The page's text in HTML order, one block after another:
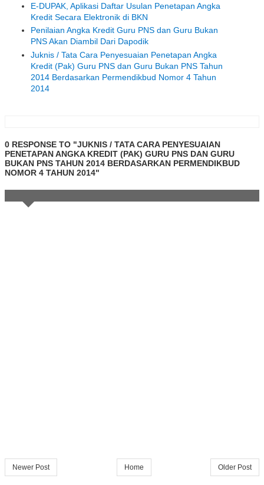
E-DUPAK, Aplikasi Daftar Usulan Penetapan Angka
Kredit Secara Elektronik di BKN
Penilaian Angka Kredit Guru PNS dan Guru Bukan
PNS Akan Diambil Dari Dapodik
Juknis / Tata Cara Penyesuaian Penetapan Angka
Kredit (Pak) Guru PNS dan Guru Bukan PNS Tahun
2014 Berdasarkan Permendikbud Nomor 4 Tahun
2014
0 RESPONSE TO "JUKNIS / TATA CARA PENYESUAIAN
PENETAPAN ANGKA KREDIT (PAK) GURU PNS DAN GURU
BUKAN PNS TAHUN 2014 BERDASARKAN PERMENDIKBUD
NOMOR 4 TAHUN 2014"
Newer Post Older Post
Home